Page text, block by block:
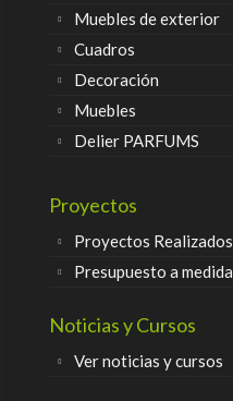
Muebles de exterior
Cuadros
Decoración
Muebles
Delier PARFUMS
Proyectos
Proyectos Realizados
Presupuesto a medida
Noticias y Cursos
Ver noticias y cursos